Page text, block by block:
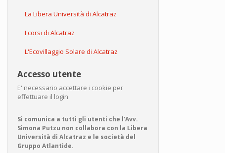
La Libera Università di Alcatraz
I corsi di Alcatraz
L'Ecovillaggio Solare di Alcatraz
Accesso utente
E' necessario accettare i cookie per
effettuare il login
Si comunica a tutti gli utenti che l'Avv.
Simona Putzu non collabora con la Libera
Università di Alcatraz e le società del
Gruppo Atlantide.